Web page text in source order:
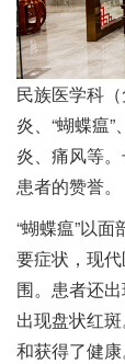
民族医学科
炎、“蝴蝶瘟
炎、痛风等
患者的赞誉。
“蝴蝶瘟”以
要症状，现
围。患者还
出现盘状红
和获得了健康